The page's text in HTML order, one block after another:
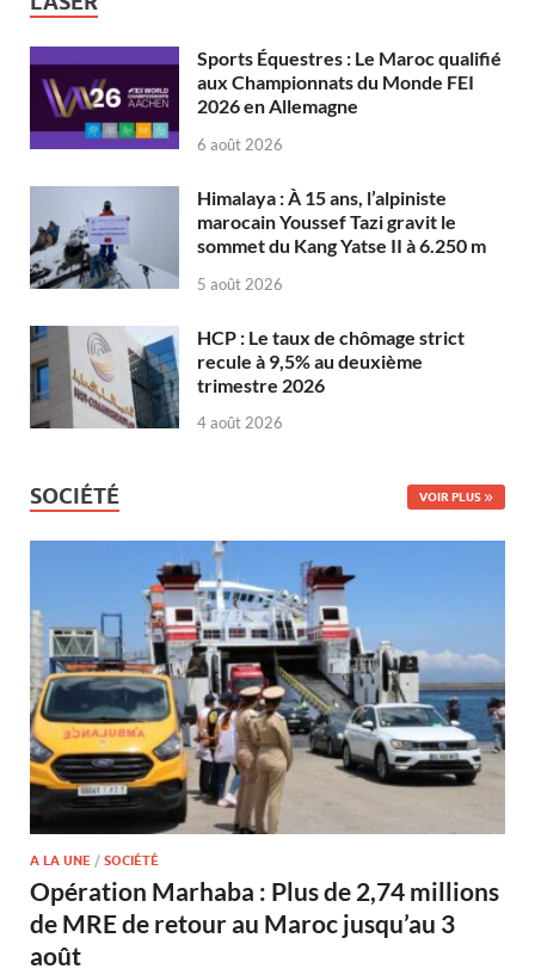
Sports Équestres : Le Maroc qualifié
aux Championnats du Monde FEI
2026 en Allemagne
6 août 2026
Himalaya : À 15 ans, l’alpiniste
marocain Youssef Tazi gravit le
sommet du Kang Yatse II à 6.250 m
5 août 2026
HCP : Le taux de chômage strict
recule à 9,5% au deuxième
trimestre 2026
4 août 2026
SOCIÉTÉ VOIR PLUS
A LA UNE / SOCIÉTÉ
Opération Marhaba : Plus de 2,74 millions
de MRE de retour au Maroc jusqu’au 3
août